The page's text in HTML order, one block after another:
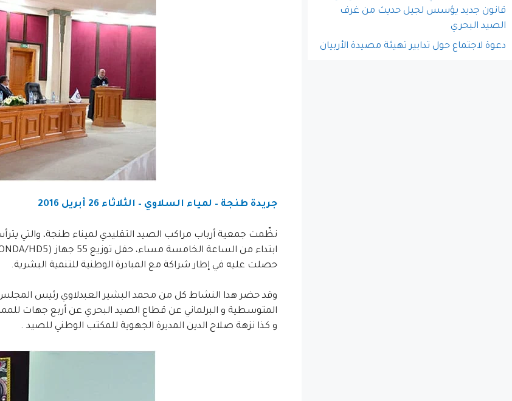
جريدة طنجة – لمياء السلاوي – الثلاثاء 26 أبريل 2016
حصلت عليه في إطار شراكة مع المبادرة الوطنية للتنمية البشرية.
وقد حضر هدا النشاط كل من محمد البشير العبدلاوي رئيس
المتوسطية و البرلماني عن قطاع الصيد البحري عن أربع جهات
و كذا نزهة صلاح الدين المديرة الجهوية للمكتب الوطني للصيد .
قانون جديد يؤسس لجيل حديث من غرف
الصيد البحري
دعوة لاجتماع حول تدابير تهيئة مصيدة الأربيان